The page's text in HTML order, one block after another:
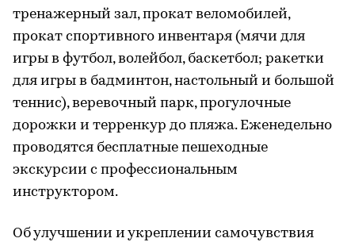
тренажерный зал, прокат веломобилей,
прокат спортивного инвентаря (мячи для
игры в футбол, волейбол, баскетбол; ракетки
для игры в бадминтон, настольный и большой
теннис), веревочный парк, прогулочные
дорожки и терренкур до пляжа. Еженедельно
проводятся бесплатные пешеходные
экскурсии с профессиональным
инструктором.
Об улучшении и укреплении самочувствия